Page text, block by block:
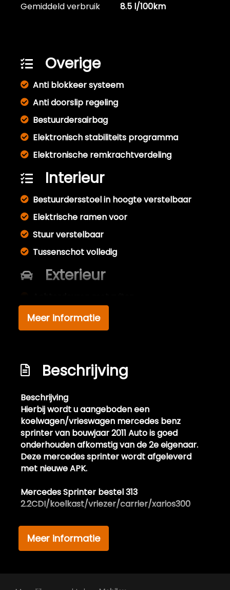
Gemiddeld verbruik
8.5 l/100km
Overige
Anti blokkeer systeem
Anti doorslip regeling
Bestuurdersairbag
Elektronisch stabiliteits programma
Elektronische remkrachtverdeling
Interieur
Bestuurdersstoel in hoogte verstelbaar
Elektrische ramen voor
Stuur verstelbaar
Tussenschot volledig
Exterieur
Centrale vergrendeling met
Meer informatie
Beschrijving
Beschrijving
Hierbij wordt u aangeboden een
koelwagen/vrieswagen mercedes benz
sprinter van bouwjaar 2011 Auto is goed
onderhouden afkomstig van de 2e eigenaar.
Deze mercedes sprinter wordt afgeleverd
met nieuwe APK.
Mercedes Sprinter bestel 313
2.2CDI/koelkast/vriezer/carrier/xarios300
Extra informatie:
Aangeboden mercedes sprinter
koelwagen/vrieswagen met een zeer koude
onderhouden! Lichte schade aan de
Meer informatie